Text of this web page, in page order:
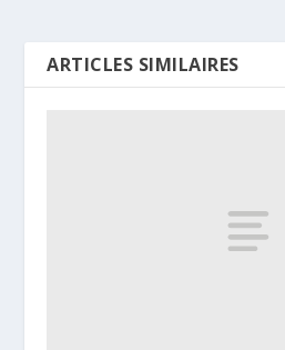
ARTICLES SIMILAIRES